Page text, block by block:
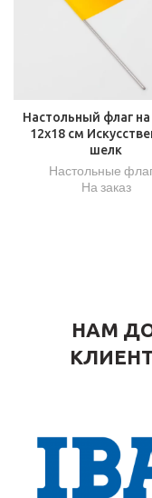
Настольный флаг на
12х18 см
шелк
Настольные
На заказ
НАМ